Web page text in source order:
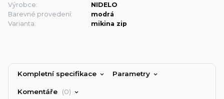
Výrobce:
NIDELO
Barevné provedení:
modrá
Varianta:
mikina zip
Kompletní specifikace Parametry
Komentáře 0